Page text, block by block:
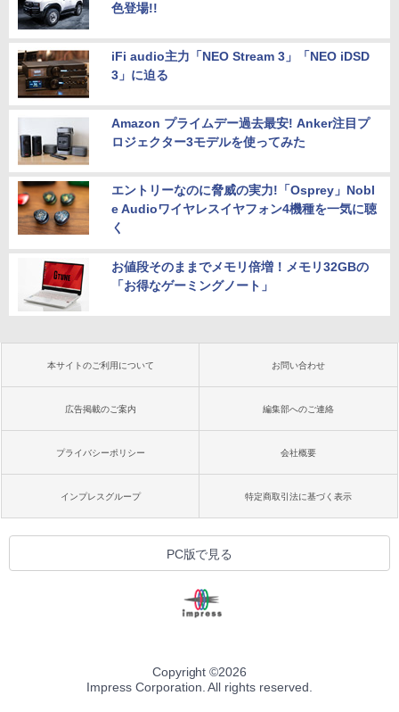
色登場!!
iFi audio主力「NEO Stream 3」「NEO iDSD
3」に迫る
Amazon プライムデー過去最安! Anker注目プ
ロジェクター3モデルを使ってみた
エントリーなのに脅威の実力!「Osprey」Nobl
e Audioワイヤレスイヤフォン4機種を一気に聴
く
お値段そのままでメモリ倍増！メモリ32GBの
「お得なゲーミングノート」
本サイトのご利用について お問い合わせ
広告掲載のご案内 編集部へのご連絡
プライバシーポリシー 会社概要
インプレスグループ 特定商取引法に基づく表示
PC版で見る
Copyright ©2026
Impress Corporation. All rights reserved.